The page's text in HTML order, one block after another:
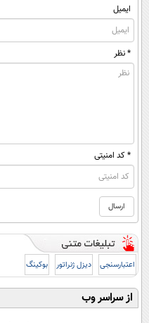
ایمیل
* نظر
* کد امنیتی
اعتبارسنجی دیزل ژنراتور بوکینگ
از سراسر وب